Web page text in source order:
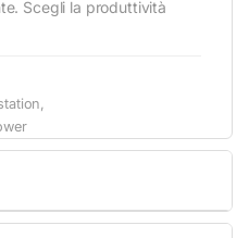
Scegli la produttività